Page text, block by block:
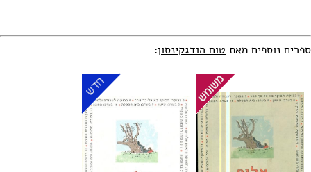
ספרים נוספים מאת טום הודגקינסון: